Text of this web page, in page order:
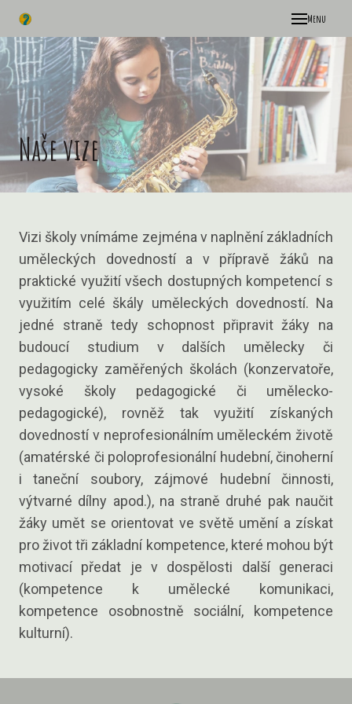
Menu
O nás
Náš
Naše
Naše vize
Vizi školy vnímáme zejména v naplnění základních
uměleckých dovedností a v přípravě žáků na
praktické využití všech dostupných kompetencí s
využitím celé škály uměleckých dovedností. Na
jedné straně tedy schopnost připravit žáky na
budoucí studium v dalších umělecky či
pedagogicky zaměřených školách (konzervatoře,
vysoké školy pedagogické či umělecko-
pedagogické), rovněž tak využití získaných
dovedností v neprofesionálním uměleckém životě
(amatérské či poloprofesionální hudební, činoherní
i taneční soubory, zájmové hudební činnosti,
výtvarné dílny apod.), na straně druhé pak naučit
žáky umět se orientovat ve světě umění a získat
pro život tři základní kompetence, které mohou být
motivací předat je v dospělosti další generaci
(kompetence k umělecké komunikaci,
kompetence osobnostně sociální, kompetence
kulturní).